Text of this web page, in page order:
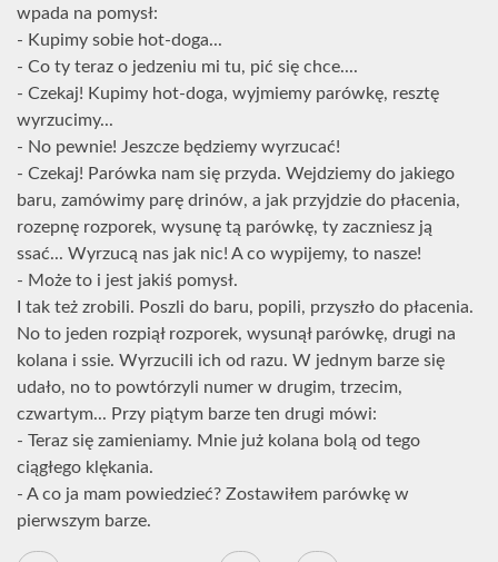
wpada na pomysł:
- Kupimy sobie hot-doga...
- Co ty teraz o jedzeniu mi tu, pić się chce....
- Czekaj! Kupimy hot-doga, wyjmiemy parówkę, resztę
wyrzucimy...
- No pewnie! Jeszcze będziemy wyrzucać!
- Czekaj! Parówka nam się przyda. Wejdziemy do jakiego
baru, zamówimy parę drinów, a jak przyjdzie do płacenia,
rozepnę rozporek, wysunę tą parówkę, ty zaczniesz ją
ssać... Wyrzucą nas jak nic! A co wypijemy, to nasze!
- Może to i jest jakiś pomysł.
I tak też zrobili. Poszli do baru, popili, przyszło do płacenia.
No to jeden rozpiął rozporek, wysunął parówkę, drugi na
kolana i ssie. Wyrzucili ich od razu. W jednym barze się
udało, no to powtórzyli numer w drugim, trzecim,
czwartym... Przy piątym barze ten drugi mówi:
- Teraz się zamieniamy. Mnie już kolana bolą od tego
ciągłego klękania.
- A co ja mam powiedzieć? Zostawiłem parówkę w
pierwszym barze.